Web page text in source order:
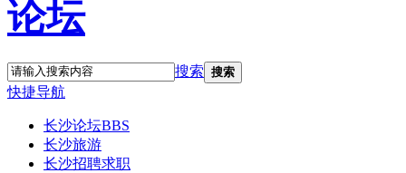
搜索 搜索
快捷导航
长沙论坛BBS
长沙旅游
长沙招聘求职